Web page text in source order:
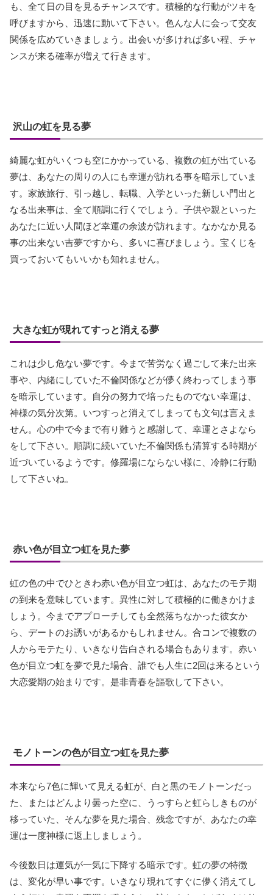
も、全て日の目を見るチャンスです。積極的な行動がツキを
呼びますから、迅速に動いて下さい。色んな人に会って交友
関係を広めていきましょう。出会いが多ければ多い程、チャ
ンスが来る確率が増えて行きます。
沢山の虹を見る夢
綺麗な虹がいくつも空にかかっている、複数の虹が出ている
夢は、あなたの周りの人にも幸運が訪れる事を暗示していま
す。家族旅行、引っ越し、転職、入学といった新しい門出と
なる出来事は、全て順調に行くでしょう。子供や親といった
あなたに近い人間ほど幸運の余波が訪れます。なかなか見る
事の出来ない吉夢ですから、多いに喜びましょう。宝くじを
買っておいてもいいかも知れません。
大きな虹が現れてすっと消える夢
これは少し危ない夢です。今まで苦労なく過ごして来た出来
事や、内緒にしていた不倫関係などが儚く終わってしまう事
を暗示しています。自分の努力で培ったものでない幸運は、
神様の気分次第。いつすっと消えてしまっても文句は言えま
せん。心の中で今まで有り難うと感謝して、幸運とさよなら
をして下さい。順調に続いていた不倫関係も清算する時期が
近づいているようです。修羅場にならない様に、冷静に行動
して下さいね。
赤い色が目立つ虹を見た夢
虹の色の中でひときわ赤い色が目立つ虹は、あなたのモテ期
の到来を意味しています。異性に対して積極的に働きかけま
しょう。今までアプローチしても全然落ちなかった彼女か
ら、デートのお誘いがあるかもしれません。合コンで複数の
人からモテたり、いきなり告白される場合もあります。赤い
色が目立つ虹を夢で見た場合、誰でも人生に2回は来るという
大恋愛期の始まりです。是非青春を謳歌して下さい。
モノトーンの色が目立つ虹を見た夢
本来なら7色に輝いて見える虹が、白と黒のモノトーンだっ
た、またはどんより曇った空に、うっすらと虹らしきものが
移っていた、そんな夢を見た場合、残念ですが、あなたの幸
運は一度神様に返上しましょう。
今後数日は運気が一気に下降する暗示です。虹の夢の特徴
は、変化が早い事です。いきなり現れてすぐに儚く消えてし